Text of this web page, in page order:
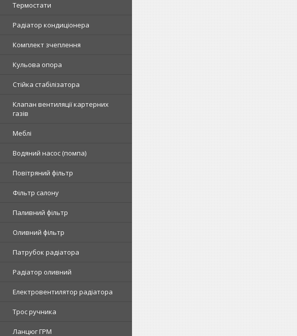
Термостати
Радіатор кондиціонера
Комплект зчеплення
Кульова опора
Стійка стабілізатора
Клапан вентиляції картерних
газів
Меблі
Водяний насос (помпа)
Повітряний фільтр
Фільтр салону
Паливний фільтр
Оливний фільтр
Патрубок радіатора
Радіатор оливний
Електровентилятор радіатора
Трос ручника
Ланцюг ГРМ